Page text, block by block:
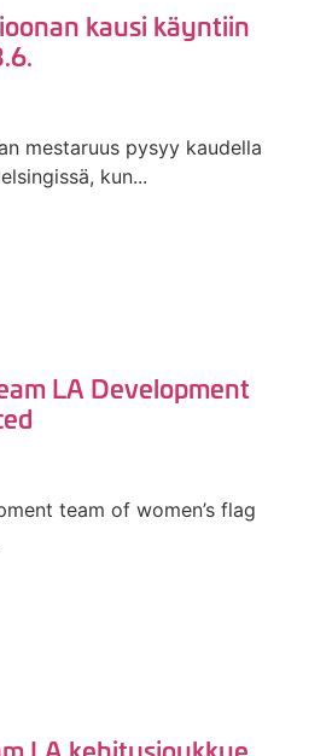
kausi käyntiin
mestaruus pysyy kaudella
kun...
LA Development
team of women’s flag